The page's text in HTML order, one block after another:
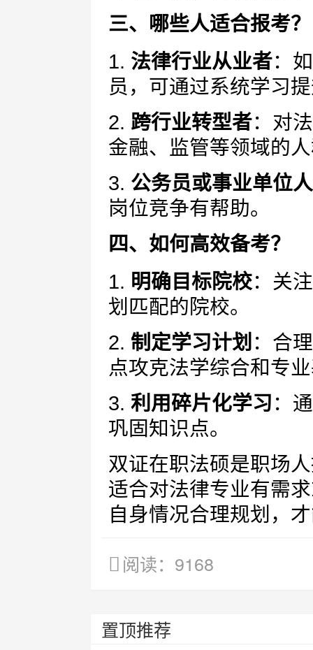
三、哪些人适合报考？
1. 法律行业从业者：
员，可通过系统学习
2. 跨行业转型者：对
金融、监管等领域的
3. 公务员或事业单位
岗位竞争有帮助。
四、如何高效备考？
1. 明确目标院校：关
划匹配的院校。
2. 制定学习计划 ：合
点攻克法学综合和专
3. 利用碎片化学习 ：
巩固知识点。
双证在职法硕是职场
适合对法律专业有需
自身情况合理规划，
阅读：9168
置顶推荐